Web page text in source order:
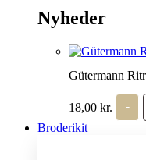
Nyheder
Gütermann
18,00 kr. -
-
Broderikit